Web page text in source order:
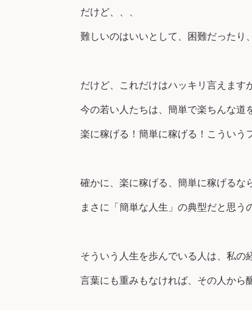
だけど、、、
難しいのはいいとして、困難だったり
だけど、これだけはハッキリ言えます
今の若い人たちは、簡単で楽ちんな道
楽に稼げる！簡単に稼げる！こういう
確かに、楽に稼げる、簡単に稼げるな
まさに「簡単な人生」の典型だと思う
そういう人生を歩んでいる人は、私の
言葉にも重みもなければ、その人から